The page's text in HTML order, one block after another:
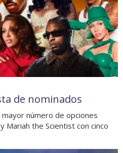
de nominados
número de opciones
Mariah the Scientist con cinco